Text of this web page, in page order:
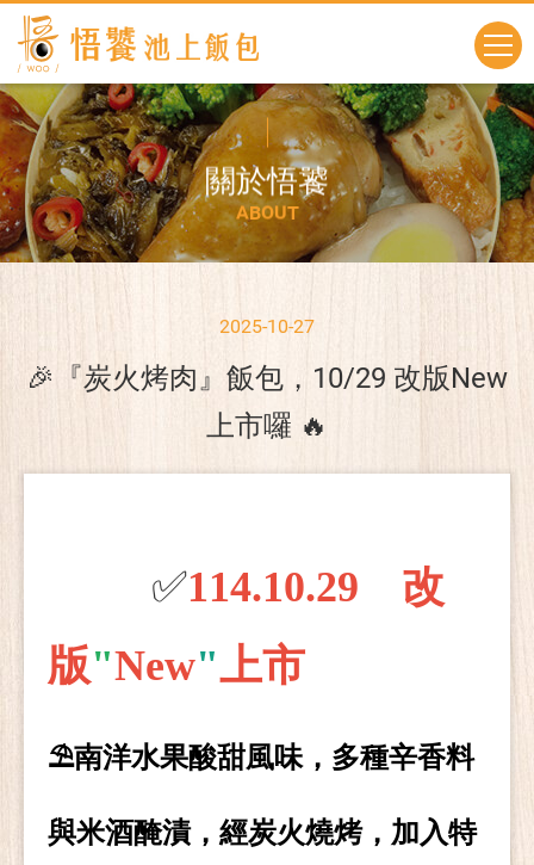
關於悟饕
ABOUT
2025-10-27
🎉『炭火烤肉』飯包，10/29 改版New
上市囉 🔥
✅114.10.29 改
版"New"上市
⛱️南洋水果酸甜風味，多種辛香料
與米酒醃漬，經炭火燒烤，加入特